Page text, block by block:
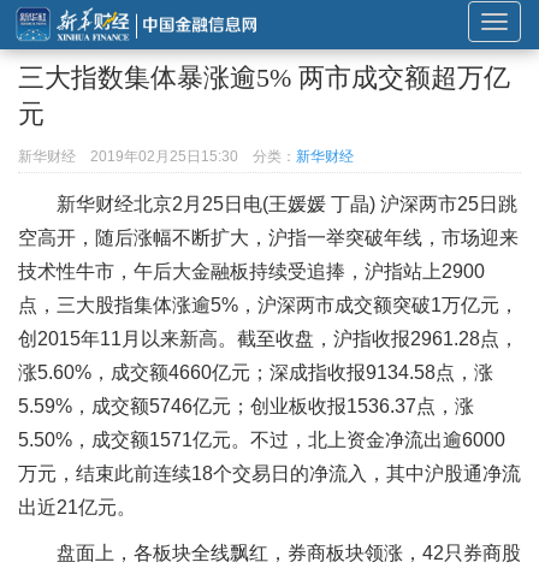
展
开
或
导
航
三大指数集体暴涨逾5% 两市成交额超万亿
元
新华财经 2019年02月25日15:30 分类： 新华财经
新华财经北京2月25日电(王媛媛 丁晶) 沪深两市25日跳
空高开，随后涨幅不断扩大，沪指一举突破年线，市场迎来
技术性牛市，午后大金融板持续受追捧，沪指站上2900
点，三大股指集体涨逾5%，沪深两市成交额突破1万亿元，
创2015年11月以来新高。截至收盘，沪指收报2961.28点，
涨5.60%，成交额4660亿元；深成指收报9134.58点，涨
5.59%，成交额5746亿元；创业板收报1536.37点，涨
5.50%，成交额1571亿元。不过，北上资金净流出逾6000
万元，结束此前连续18个交易日的净流入，其中沪股通净流
出近21亿元。
盘面上，各板块全线飘红，券商板块领涨，42只券商股